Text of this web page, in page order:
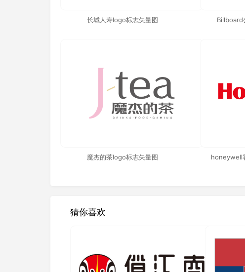
长城人寿logo标志矢量图 Billboard
魔杰的茶logo标志矢量图 honeywell
猜你喜欢